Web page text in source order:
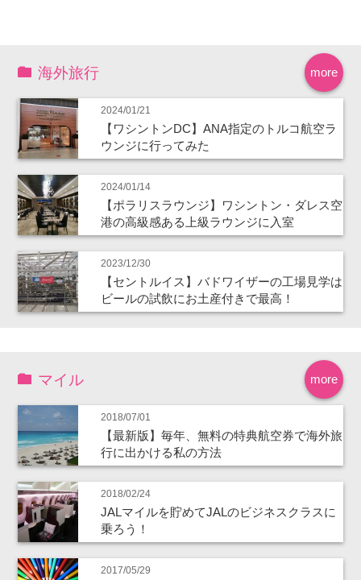
more
海外旅行
2024/01/21
【ワシントンDC】ANA指定のトルコ航空ラ
ウンジに行ってみた
2024/01/14
【ポラリスラウンジ】ワシントン・ダレス空
港の高級感ある上級ラウンジに入室
2023/12/30
【セントルイス】バドワイザーの工場見学は
ビールの試飲にお土産付きで最高！
more
マイル
2018/07/01
【最新版】毎年、無料の特典航空券で海外旅
行に出かける私の方法
2018/02/24
JALマイルを貯めてJALのビジネスクラスに
乗ろう！
2017/05/29